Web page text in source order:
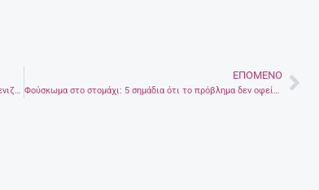
Η δεύτερη απόπειρα δολοφονίας κατά του Ελευθέριου Βενιζέλου
ΕΠΌΜΕΝΟ
Φούσκωμα στο στομάχι: 5 σημάδια ότι το πρόβλημα δεν οφείλεται στη διατροφή Next